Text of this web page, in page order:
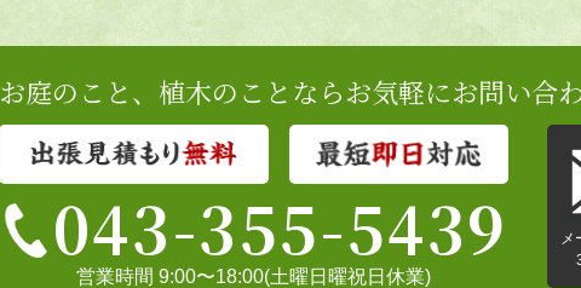
お庭のこと、植木のことならお気軽にお問い合
043-355-5439
営業時間 9:00〜18:00(土曜日曜祝日休業)
メ